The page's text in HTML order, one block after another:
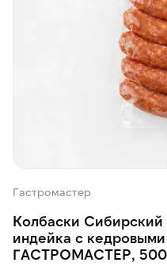
Гастромастер
Колбаски Сибирский
индейка с
ГАСТРОМАСТЕР, 500